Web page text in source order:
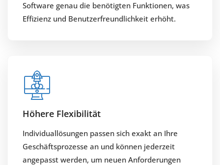
Software genau die benötigten Funktionen, was
Effizienz und Benutzerfreundlichkeit erhöht.
Höhere Flexibilität
Individuallösungen passen sich exakt an Ihre
Geschäftsprozesse an und können jederzeit
angepasst werden, um neuen Anforderungen